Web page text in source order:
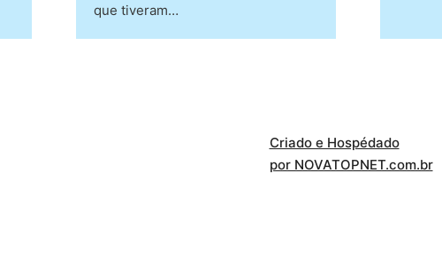
que tiveram…
Criado e Hospédado
por NOVATOPNET.com.br